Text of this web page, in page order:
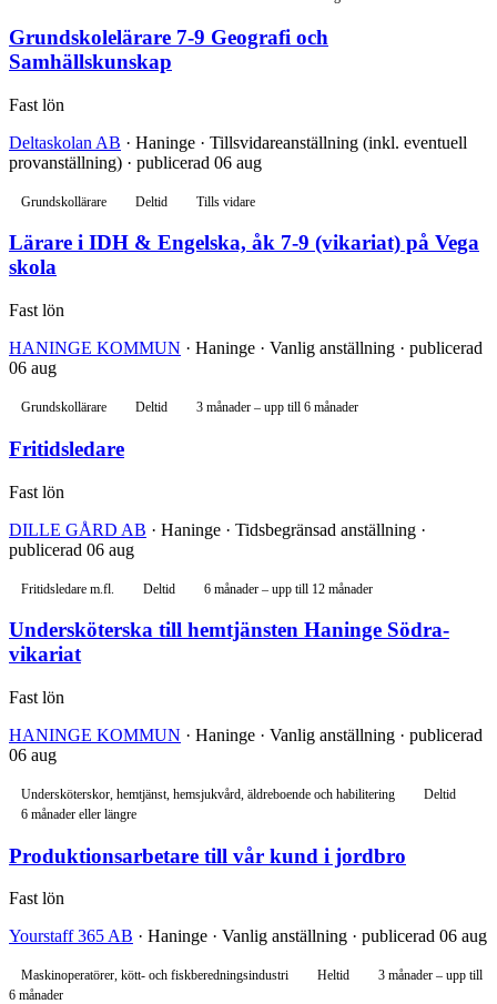
Grundskolelärare 7-9 Geografi och
Samhällskunskap
Fast lön
Deltaskolan AB · Haninge · Tillsvidareanställning (inkl. eventuell
provanställning) · publicerad 06 aug
Grundskollärare Deltid Tills vidare
Lärare i IDH & Engelska, åk 7-9 (vikariat) på Vega
skola
Fast lön
HANINGE KOMMUN · Haninge · Vanlig anställning · publicerad
06 aug
Grundskollärare Deltid 3 månader – upp till 6 månader
Fritidsledare
Fast lön
DILLE GÅRD AB · Haninge · Tidsbegränsad anställning ·
publicerad 06 aug
Fritidsledare m.fl. Deltid 6 månader – upp till 12 månader
Undersköterska till hemtjänsten Haninge Södra-
vikariat
Fast lön
HANINGE KOMMUN · Haninge · Vanlig anställning · publicerad
06 aug
Undersköterskor, hemtjänst, hemsjukvård, äldreboende och habilitering
Deltid
6 månader eller längre
Produktionsarbetare till vår kund i jordbro
Fast lön
Yourstaff 365 AB · Haninge · Vanlig anställning · publicerad 06 aug
Maskinoperatörer, kött- och fiskberedningsindustri Heltid
3 månader – upp till
6 månader